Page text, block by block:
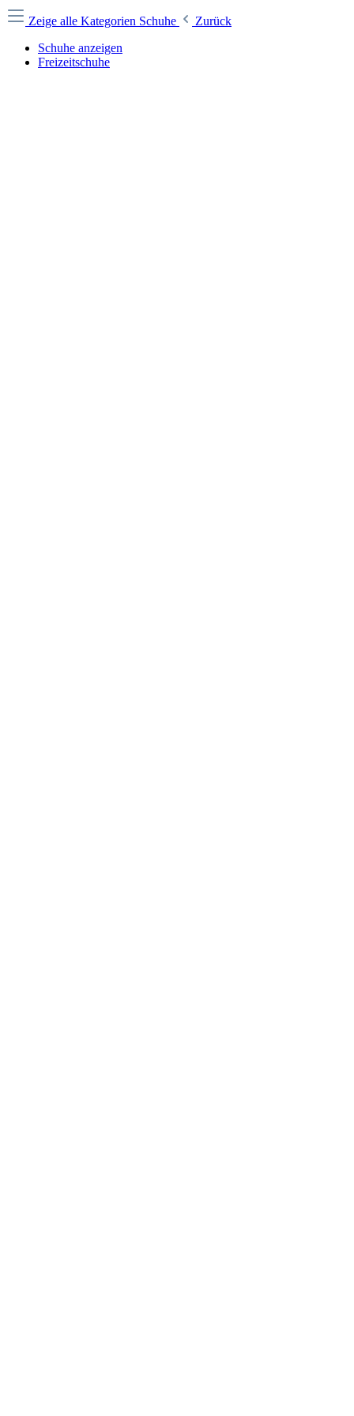
Zeige alle Kategorien Schuhe
Zurück
Schuhe anzeigen
Freizeitschuhe